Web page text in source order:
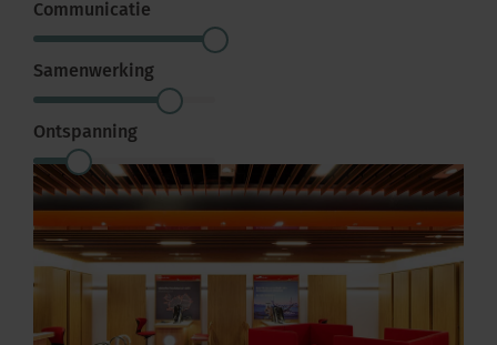
Communicatie
Samenwerking
Ontspanning